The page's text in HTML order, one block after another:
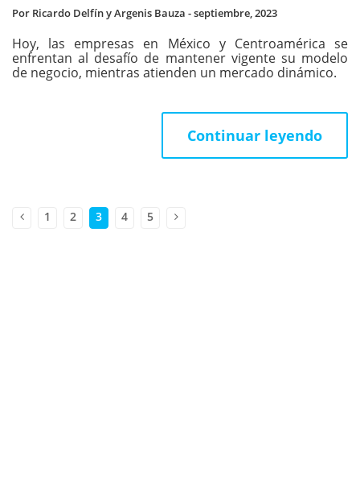
Por Ricardo Delfín y Argenis Bauza - septiembre, 2023
Hoy, las empresas en México y Centroamérica se
enfrentan al desafío de mantener vigente su modelo
de negocio, mientras atienden un mercado dinámico.
Continuar leyendo
1 2 3 4 5